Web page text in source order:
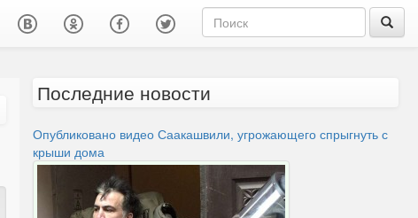
Последние новости
Опубликовано видео Саакашвили, угрожающего спрыгнуть с
крыши дома